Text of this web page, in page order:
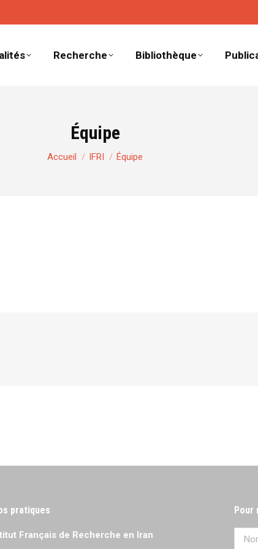
Recherche Bibliothèque
Équipe
Vous êtes ici :
Accueil IFRI Équipe
pratiques
Français de Recherche en Iran
Pour
Nom